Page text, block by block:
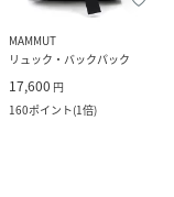
MAMMUT
リュック・バックパック
17,600 円
160ポイント(1倍)